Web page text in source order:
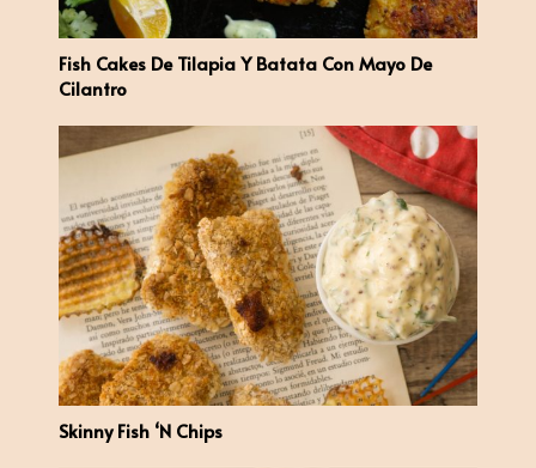
Fish Cakes De Tilapia Y Batata Con Mayo De
Cilantro
Skinny Fish ‘n Chips